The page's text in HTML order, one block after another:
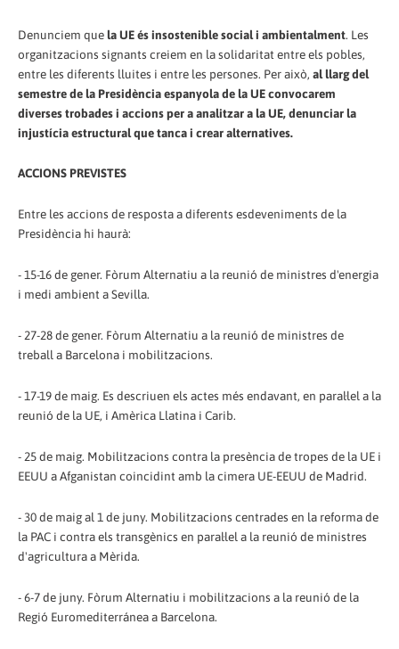
Denunciem quela UE és insostenible social i ambientalment. Les
organitzacions signants creiem en la solidaritat entre els pobles,
entre les diferents lluites i entre les persones. Per això, al llarg del
semestre de la Presidència espanyola de la UE convocarem
diverses trobades i accions per a analitzar a la UE, denunciar la
injustícia estructural que tanca i crear alternatives.
ACCIONS PREVISTES
Entre les accions de resposta a diferents esdeveniments de la
Presidència hi haurà:
- 15-16 de gener. Fòrum Alternatiu a la reunió de ministres d'energia
i medi ambient a Sevilla.
- 27-28 de gener. Fòrum Alternatiu a la reunió de ministres de
treball a Barcelona i mobilitzacions.
- 17-19 de maig. Es descriuen els actes més endavant, en paral·lel a la
reunió de la UE, i Amèrica Llatina i Carib.
- 25 de maig. Mobilitzacions contra la presència de tropes de la UE i
EEUU a Afganistan coincidint amb la cimera UE-EEUU de Madrid.
- 30 de maig al 1 de juny. Mobilitzacions centrades en la reforma de
la PAC i contra els transgènics en paral·lel a la reunió de ministres
d'agricultura a Mèrida.
- 6-7 de juny. Fòrum Alternatiu i mobilitzacions a la reunió de la
Regió Euromediterránea a Barcelona.